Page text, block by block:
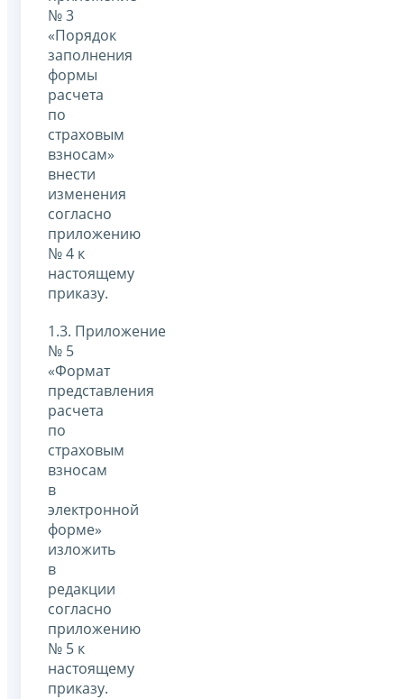
№ 3
«Порядок
заполнения
формы
расчета
по
страховым
взносам»
внести
изменения
согласно
приложению
№ 4 к
настоящему
приказу.
1.3. Приложение
№ 5
«Формат
представления
расчета
по
страховым
взносам
в
электронной
форме»
изложить
в
редакции
согласно
приложению
№ 5 к
настоящему
приказу.